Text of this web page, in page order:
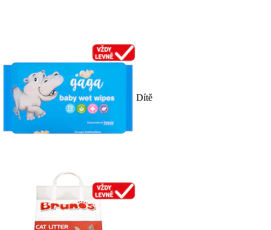
Dítě